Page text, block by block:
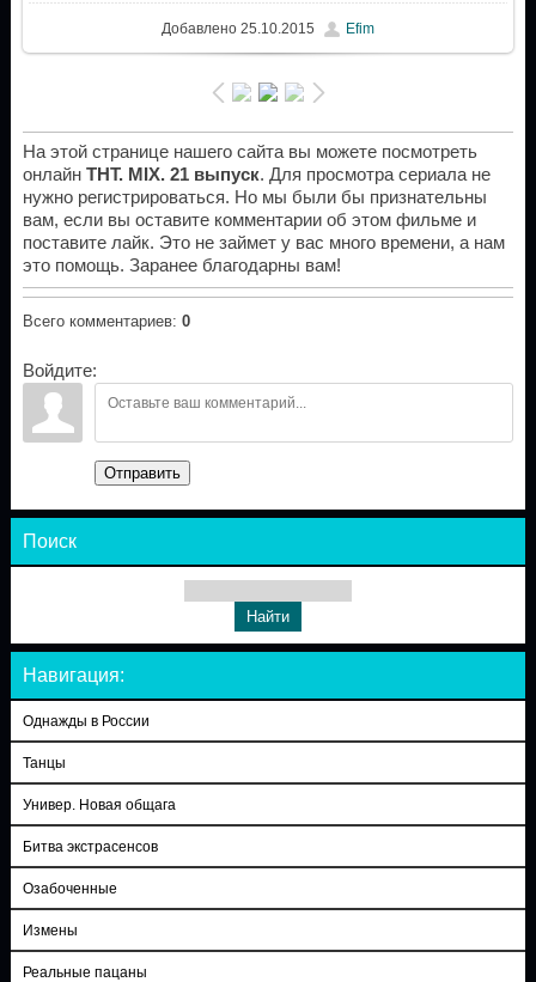
Добавлено25.10.2015 Efim
На этой странице нашего сайта вы можете посмотреть
онлайн ТНТ. MIX. 21 выпуск. Для просмотра сериала не
нужно регистрироваться. Но мы были бы признательны
вам, если вы оставите комментарии об этом фильме и
поставите лайк. Это не займет у вас много времени, а нам
это помощь. Заранее благодарны вам!
Всего комментариев: 0
Войдите:
Отправить
Поиск
Навигация:
Однажды в России
Танцы
Универ. Новая общага
Битва экстрасенсов
Озабоченные
Измены
Реальные пацаны